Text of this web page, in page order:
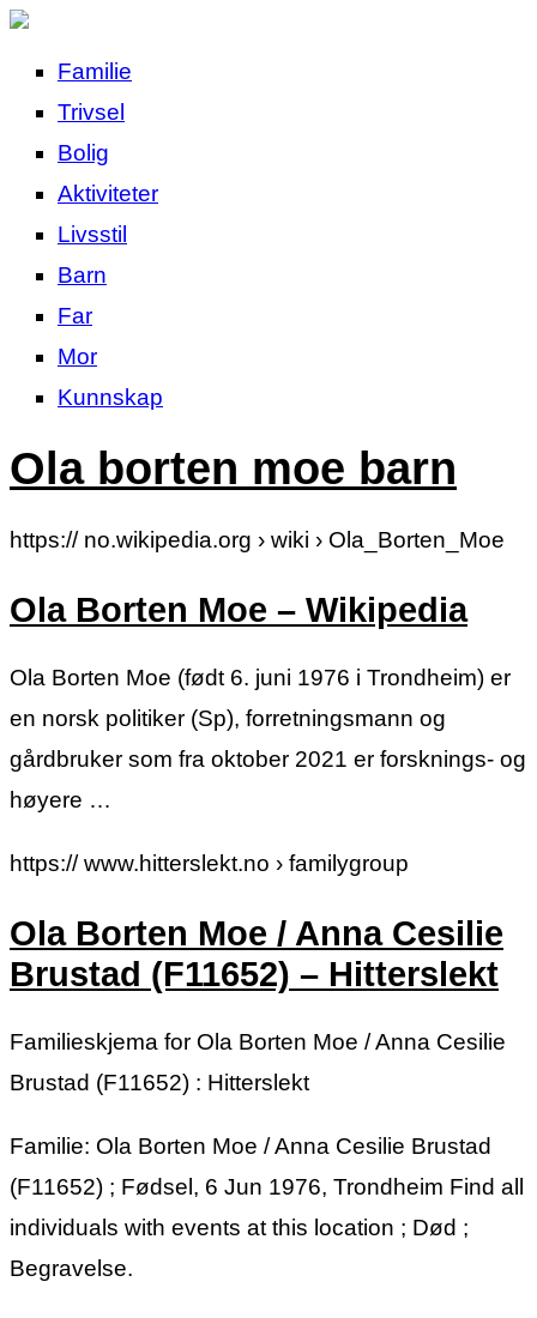
Familie
Trivsel
Bolig
Aktiviteter
Livsstil
Barn
Far
Mor
Kunnskap
Ola borten moe barn
https:// no.wikipedia.org › wiki › Ola_Borten_Moe
Ola Borten Moe – Wikipedia
Ola Borten Moe (født 6. juni 1976 i Trondheim) er
en norsk politiker (Sp), forretningsmann og
gårdbruker som fra oktober 2021 er forsknings- og
høyere …
https:// www.hitterslekt.no › familygroup
Ola Borten Moe / Anna Cesilie
Brustad (F11652) – Hitterslekt
Familieskjema for Ola Borten Moe / Anna Cesilie
Brustad (F11652) : Hitterslekt
Familie: Ola Borten Moe / Anna Cesilie Brustad
(F11652) ; Fødsel, 6 Jun 1976, Trondheim Find all
individuals with events at this location ; Død ;
Begravelse.